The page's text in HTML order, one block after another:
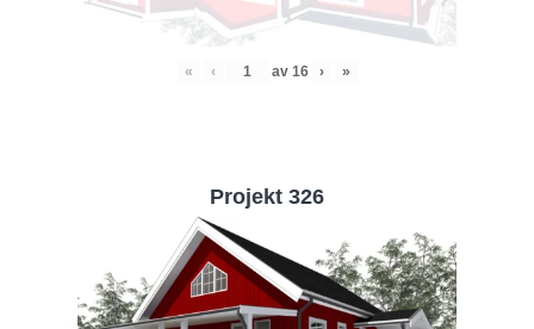
« ‹ av 16 › »
Projekt 326